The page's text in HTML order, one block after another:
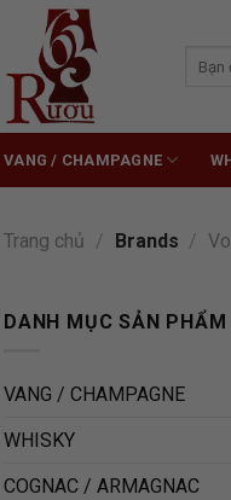
kiếm:
VANG / CHAMPAGNE
Trang chủ / Brands /
DANH MỤC SẢN PHẨM
VANG / CHAMPAGNE
WHISKY
COGNAC / ARMAGNAC